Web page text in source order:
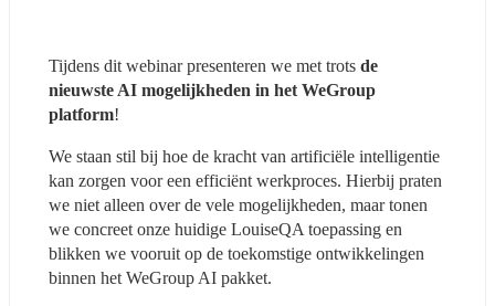
Tijdens dit webinar presenteren we met trots de
nieuwste AI mogelijkheden in het WeGroup
platform!
We staan stil bij hoe de kracht van artificiële intelligentie
kan zorgen voor een efficiënt werkproces. Hierbij praten
we niet alleen over de vele mogelijkheden, maar tonen
we concreet onze huidige LouiseQA toepassing en
blikken we vooruit op de toekomstige ontwikkelingen
binnen het WeGroup AI pakket.